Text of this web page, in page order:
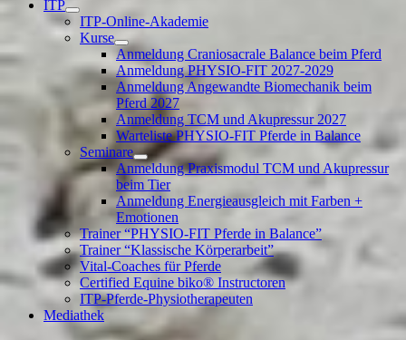
submenu
submenu
ITP
Show
ITP
submenu
Hide
ITP
submenu
ITP-Online-Akademie
Kurse
Show
Kurse
submenu
Hide
Kurse
submenu
Anmeldung Craniosacrale Balance beim Pferd
Anmeldung PHYSIO-FIT 2027-2029
Anmeldung Angewandte Biomechanik beim
Pferd 2027
Anmeldung TCM und Akupressur 2027
Warteliste PHYSIO-FIT Pferde in Balance
Seminare
Show
Seminare
submenu
Hide
Seminare
submenu
Anmeldung Praxismodul TCM und Akupressur
beim Tier
Anmeldung Energieausgleich mit Farben +
Emotionen
Trainer “PHYSIO-FIT Pferde in Balance”
Trainer “Klassische Körperarbeit”
Vital-Coaches für Pferde
Certified Equine biko® Instructoren
ITP-Pferde-Physiotherapeuten
Mediathek